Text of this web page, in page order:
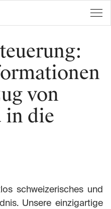
von
in die
schweizerisches und
Unsere einzigartige